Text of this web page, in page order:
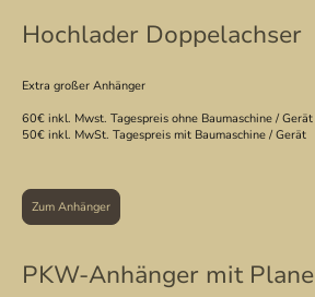
Hochlader Doppelachser
Extra großer Anhänger
60€ inkl. Mwst. Tagespreis ohne Baumaschine / Gerät
50€ inkl. MwSt. Tagespreis mit Baumaschine / Gerät
Zum Anhänger
PKW-Anhänger mit Plane